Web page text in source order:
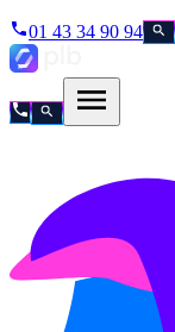
01 43 34 90 94